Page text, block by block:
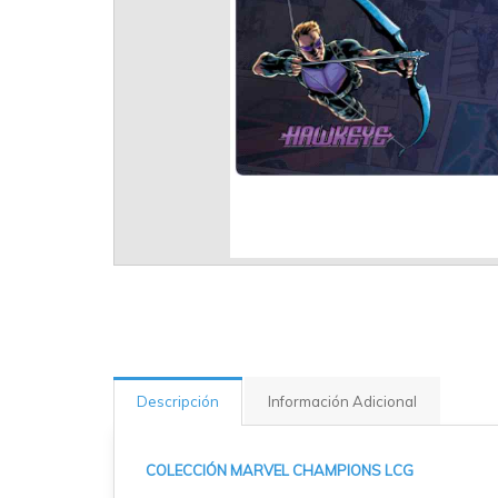
Descripción Información Adicional
COLECCIÓN MARVEL CHAMPIONS LCG